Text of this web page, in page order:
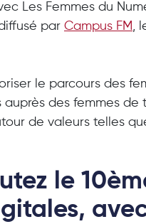
Les Femmes du
par Campus FM,
le parcours des
auprès des femmes
de valeurs telles
le